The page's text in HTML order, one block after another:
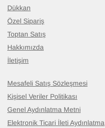
Dükkan
Özel Sipariş
Toptan Satış
Hakkımızda
İletişim
Mesafeli Satış Sözleşmesi
Kişisel Veriler Politikası
Genel Aydınlatma Metni
Elektronik Ticari İleti Aydınlatma